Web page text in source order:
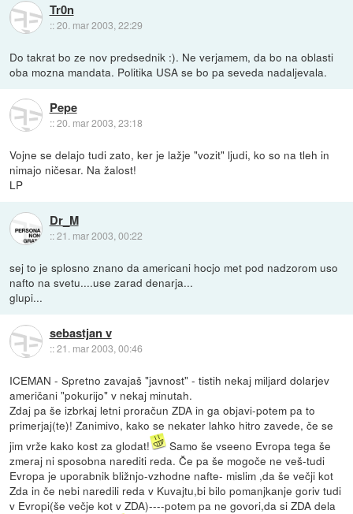
Tr0n
::20. mar 2003, 22:29
Do takrat bo ze nov predsednik :). Ne verjamem, da bo na oblasti
oba mozna mandata. Politika USA se bo pa seveda nadaljevala.
Pepe
::20. mar 2003, 23:18
Vojne se delajo tudi zato, ker je lažje "vozit" ljudi, ko so na tleh in
nimajo ničesar. Na žalost!
LP
Dr_M
::21. mar 2003, 00:22
sej to je splosno znano da americani hocjo met pod nadzorom uso
nafto na svetu....use zarad denarja...
glupi...
sebastjan v
::21. mar 2003, 00:46
ICEMAN - Spretno zavajaš "javnost" - tistih nekaj miljard dolarjev
američani "pokurijo" v nekaj minutah.
Zdaj pa še izbrkaj letni proračun ZDA in ga objavi-potem pa to
primerjaj(te)! Zanimivo, kako se nekater lahko hitro zavede, če se
jim vrže kako kost za glodat!
Samo še vseeno Evropa tega še
zmeraj ni sposobna narediti reda. Če pa še mogoče ne veš-tudi
Evropa je uporabnik bližnjo-vzhodne nafte- mislim ,da še večji kot
Zda in če nebi naredili reda v Kuvajtu,bi bilo pomanjkanje goriv tudi
v Evropi(še večje kot v ZDA)----potem pa ne govori,da si ZDA dela